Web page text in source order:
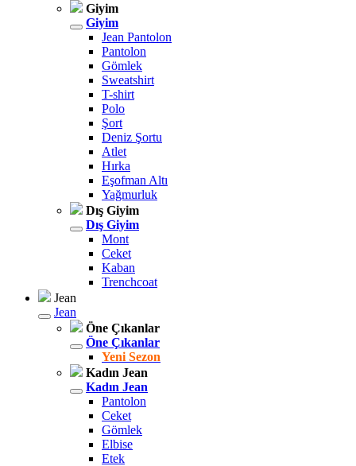
Giyim
Giyim
Jean Pantolon
Pantolon
Gömlek
Sweatshirt
T-shirt
Polo
Şort
Deniz Şortu
Atlet
Hırka
Eşofman Altı
Yağmurluk
Dış Giyim
Dış Giyim
Mont
Ceket
Kaban
Trenchcoat
Jean
Jean
Öne Çıkanlar
Öne Çıkanlar
Yeni Sezon
Kadın Jean
Kadın Jean
Pantolon
Ceket
Gömlek
Elbise
Etek